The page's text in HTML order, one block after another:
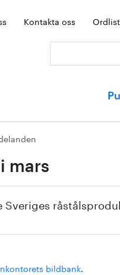
Kontakta oss
mars
bildbank.